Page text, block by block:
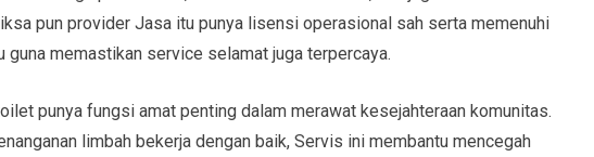
pun provider Jasa itu punya lisensi operasional sah serta memenuhi
guna memastikan service selamat juga terpercaya.
punya fungsi amat penting dalam merawat kesejahteraan komunitas.
limbah bekerja dengan baik, Servis ini membantu mencegah